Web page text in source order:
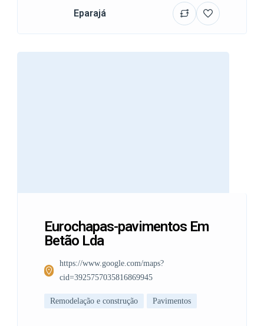
Eparajá
Eurochapas-pavimentos Em
Betão Lda
https://www.google.com/maps?
cid=3925757035816869945
Remodelação e construção Pavimentos